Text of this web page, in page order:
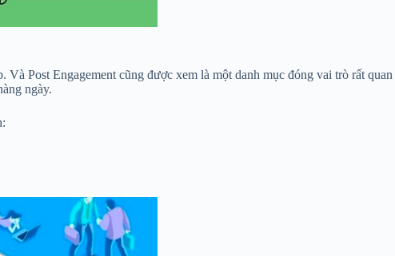
Post Engagement cũng được xem là một danh mục đóng vai trò rất quan
ngày.